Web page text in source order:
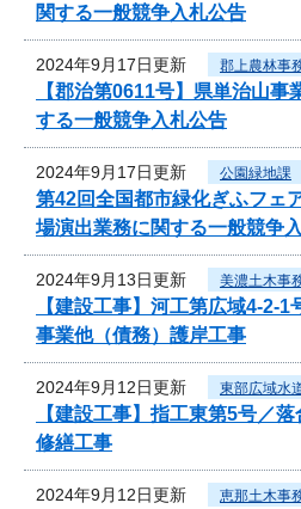
関する一般競争入札公告
2024年9月17日更新 郡上農林事
【郡治第0611号】県単治山
する一般競争入札公告
2024年9月17日更新 公園緑地課
第42回全国都市緑化ぎふフェ
場演出業務に関する一般競争
2024年9月13日更新 美濃土木事
【建設工事】河工第広域4-2-
事業他（債務）護岸工事
2024年9月12日更新 東部広域水
【建設工事】指工東第5号／
修繕工事
2024年9月12日更新 恵那土木事